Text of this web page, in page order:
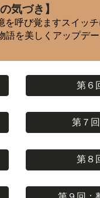
気づき】
を呼び覚ますスイ
を美しくアップデー
第６
第７
第８